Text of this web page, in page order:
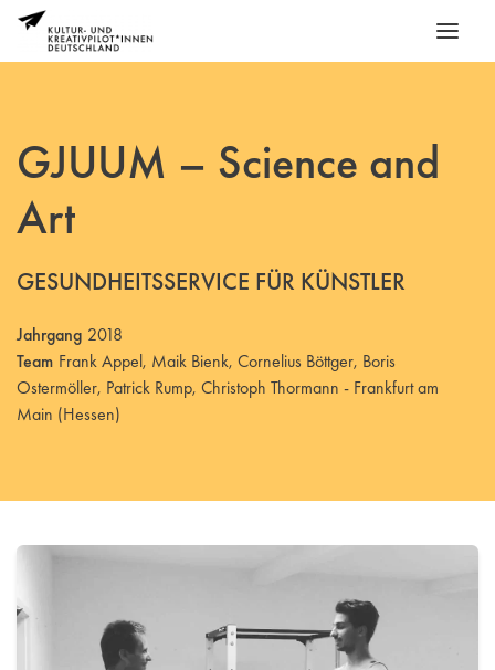
GJUUM – Science and
Art
GESUNDHEITSSERVICE FÜR KÜNSTLER
Jahrgang 2018
Team Frank Appel, Maik Bienk, Cornelius Böttger, Boris
Ostermöller, Patrick Rump, Christoph Thormann - Frankfurt am
Main (Hessen)